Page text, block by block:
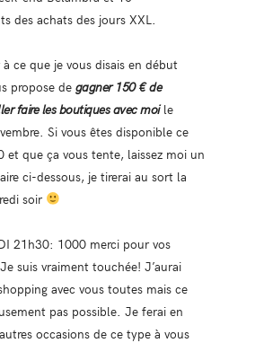
des achats des jours XXL.
à ce que je vous disais en début
propose degagner 150 € de
faire les boutiques avec moile
Si vous êtes disponible ce
et que ça vous tente, laissez moi un
ci-dessous, je tirerai au sort la
soir
21h30: 1000 merci pour vos
suis vraiment touchée! J’aurai
avec vous toutes mais ce
pas possible. Je ferai en
occasions de ce type à vous